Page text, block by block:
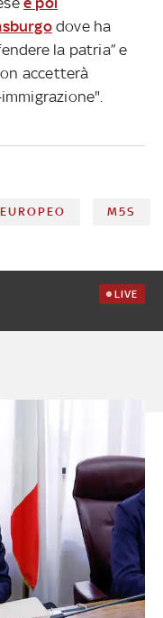
dove ha
la patria” e
accetterà
M5S
LIVE